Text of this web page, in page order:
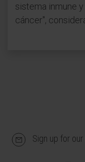
sistema inmune
cáncer",
Sign up for